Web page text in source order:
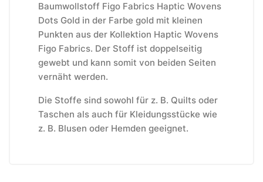
Baumwollstoff Figo Fabrics Haptic Wovens
Dots Gold in der Farbe gold mit kleinen
Punkten aus der Kollektion Haptic Wovens
Figo Fabrics. Der Stoff ist doppelseitig
gewebt und kann somit von beiden Seiten
vernäht werden.
Die Stoffe sind sowohl für z. B. Quilts oder
Taschen als auch für Kleidungsstücke wie
z. B. Blusen oder Hemden geeignet.